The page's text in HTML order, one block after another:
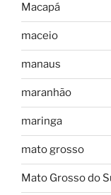
Macapá
maceio
manaus
maranhão
maringa
mato grosso
Mato Grosso do